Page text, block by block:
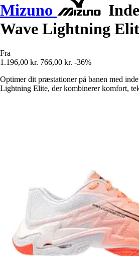
Mizuno
Wave Lightning
Fra
1.196,00 kr. 766,00 kr. -36%
Optimer dit præstationer på banen med
Lightning Elite, der kombinerer komfort,